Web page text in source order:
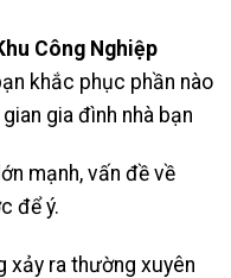
Công Nghiệp
khắc phục phần nào
gia đình nhà bạn
mạnh, vấn đề về
để ý.
xảy ra thường xuyên